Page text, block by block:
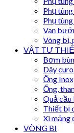
Phụ
Phụ
Van
Vòng bi,
VẬT TƯ
Bơm
Dây
Ống
Ống,
Quả cầu
Thiết bị
Xi măng
VÒNG BI